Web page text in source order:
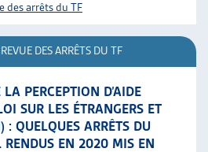
des arrêts du TF
REVUE DES ARRÊTS DU TF
PERCEPTION D’AIDE
SUR LES ÉTRANGERS ET
: QUELQUES ARRÊTS DU
RENDUS EN 2020 MIS EN